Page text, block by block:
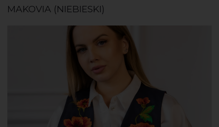
MAKOVIA (NIEBIESKI)